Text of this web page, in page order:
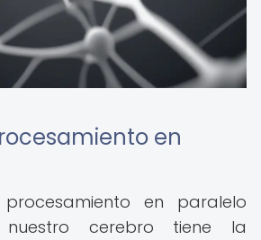
en
en paralelo
cerebro tiene la